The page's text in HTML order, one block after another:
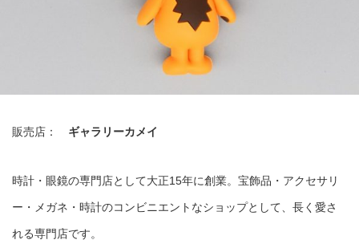
販売店： ギャラリーカメイ
時計・眼鏡の専門店として大正15年に創業。宝飾品・アクセサリ
ー・メガネ・時計のコンビニエントなショップとして、長く愛さ
れる専門店です。